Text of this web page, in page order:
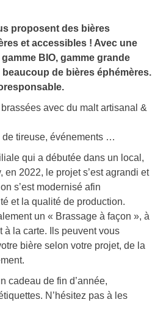
proposent des bières
et accessibles ! Avec une
BIO, gamme grande
de bières éphémères.
avec du malt artisanal &
de tireuse, événements …
qui a débutée dans un local,
en 2022, le projet s’est agrandi et
s’est modernisé afin
et la qualité de production.
un « Brassage à façon », à
à la carte. Ils peuvent vous
bière selon votre projet, de la
cadeau de fin d’année,
N’hésitez pas à les